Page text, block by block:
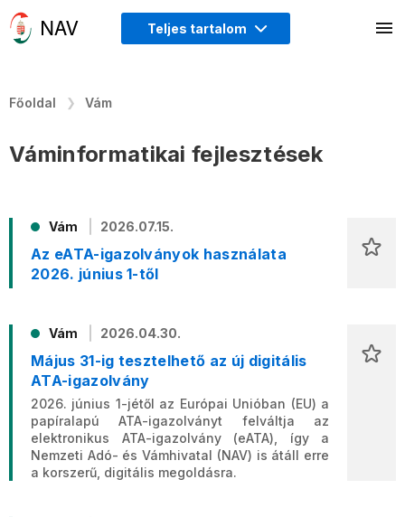
Teljes tartalom
Főoldal Vám
Váminformatikai fejlesztések
Vám 2026.07.15.
Az eATA-igazolványok használata
2026. június 1-től
Vám 2026.04.30.
Május 31-ig tesztelhető az új digitális
ATA-igazolvány
2026. június 1-jétől az Európai Unióban (EU) a
papíralapú ATA-igazolványt felváltja az
elektronikus ATA-igazolvány (eATA), így a
Nemzeti Adó- és Vámhivatal (NAV) is átáll erre
a korszerű, digitális megoldásra.